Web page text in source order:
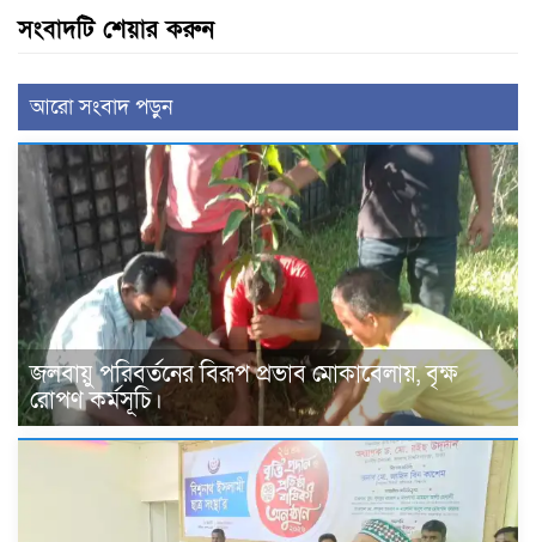
সংবাদটি শেয়ার করুন
আরো সংবাদ পড়ুন
জলবায়ু পরিবর্তনের বিরূপ প্রভাব মোকাবেলায়, বৃক্ষ
রোপণ কর্মসূচি।